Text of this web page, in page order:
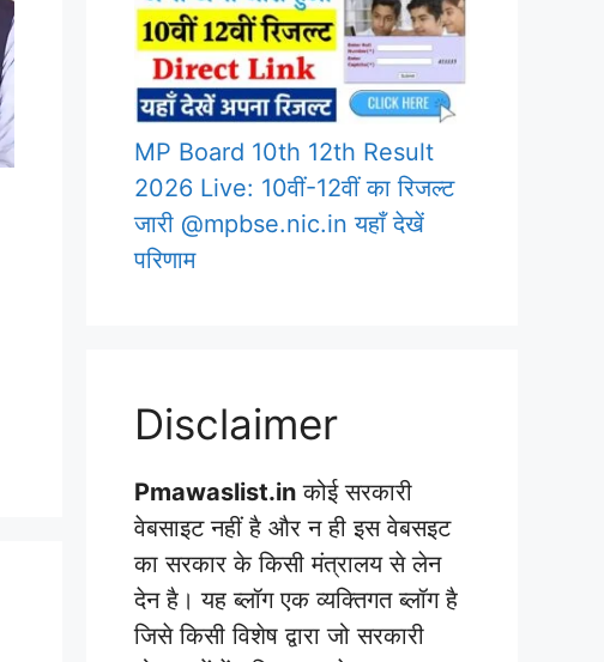
MP Board 10th 12th Result
2026 Live: 10वीं-12वीं का रिजल्ट
जारी @mpbse.nic.in यहाँ देखें
परिणाम
Disclaimer
Pmawaslist.in कोई सरकारी
वेबसाइट नहीं है और न ही इस वेबसइट
का सरकार के किसी मंत्रालय से लेन
देन है। यह ब्लॉग एक व्यक्तिगत ब्लॉग है
जिसे किसी विशेष द्वारा जो सरकारी